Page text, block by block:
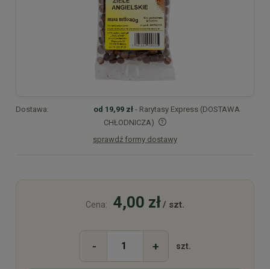
Dostawa: od 19,99 zł - Rarytasy Express (DOSTAWA
CHŁODNICZA)
Cena nie zawiera ewentualnych kosztów płatności
sprawdź formy dostawy
Cena: 4,00 zł/ szt.
- + szt.